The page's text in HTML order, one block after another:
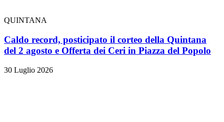
QUINTANA
Caldo record, posticipato il corteo della Quintana
del 2 agosto e Offerta dei Ceri in Piazza del Popolo
30 Luglio 2026